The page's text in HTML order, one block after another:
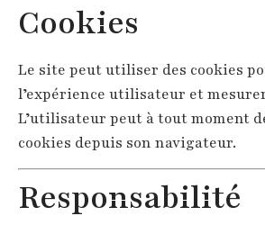
Cookies
Le site peut utiliser des cookies
l’expérience utilisateur et
L’utilisateur peut à tout moment
cookies depuis son navigateur.
Responsabilité